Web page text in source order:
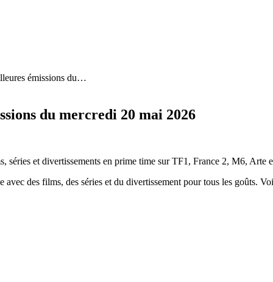
émissions du…
du mercredi 20 mai 2026
et divertissements en prime time sur TF1, France 2, M6, Arte
des films, des séries et du divertissement pour tous les goûts.